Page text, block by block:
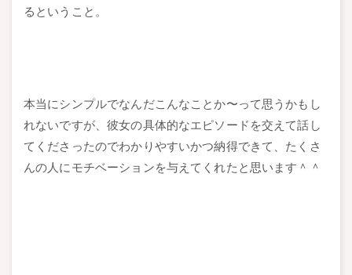
るということ。
本当にシンプルでなんだこんなことか〜って思うかもし
れないですが、彼女の具体的なエピソードを交えて話し
てくださったのでわかりやすいかつ納得できて、たくさ
んの人にモチベーションを与えてくれたと思います＾＾